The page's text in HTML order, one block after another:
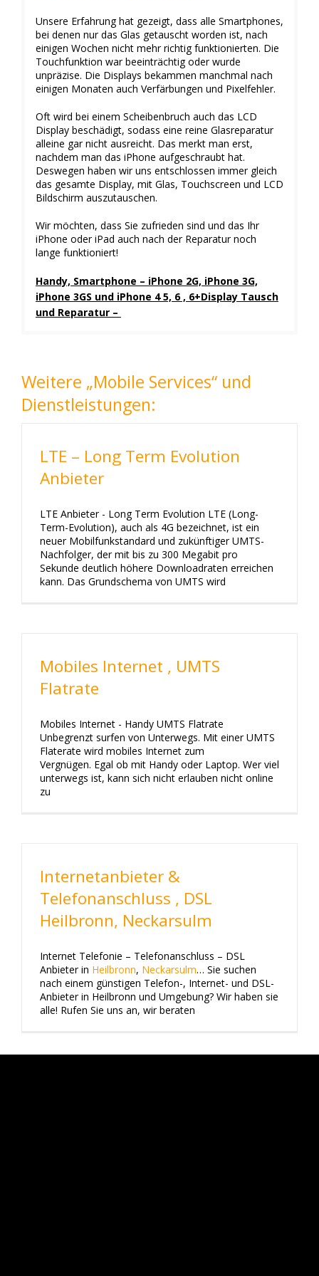
Unsere Erfahrung hat gezeigt, dass alle Smartphones,
bei denen nur das Glas getauscht worden ist, nach
einigen Wochen nicht mehr richtig funktionierten. Die
Touchfunktion war beeinträchtig oder wurde
unpräzise. Die Displays bekammen manchmal nach
einigen Monaten auch Verfärbungen und Pixelfehler.
Oft wird bei einem Scheibenbruch auch das LCD
Display beschädigt, sodass eine reine Glasreparatur
alleine gar nicht ausreicht. Das merkt man erst,
nachdem man das iPhone aufgeschraubt hat.
Deswegen haben wir uns entschlossen immer gleich
das gesamte Display, mit Glas, Touchscreen und LCD
Bildschirm auszutauschen.
Wir möchten, dass Sie zufrieden sind und das Ihr
iPhone oder iPad auch nach der Reparatur noch
lange funktioniert!
Handy, Smartphone – iPhone 2G, iPhone 3G,
iPhone 3GS und iPhone 4 5, 6 , 6+Display Tausch
und Reparatur –
Weitere „Mobile Services“ und
Dienstleistungen:
LTE – Long Term Evolution
Anbieter
LTE Anbieter - Long Term Evolution LTE (Long-
Term-Evolution), auch als 4G bezeichnet, ist ein
neuer Mobilfunkstandard und zukünftiger UMTS-
Nachfolger, der mit bis zu 300 Megabit pro
Sekunde deutlich höhere Downloadraten erreichen
kann. Das Grundschema von UMTS wird
Mobiles Internet , UMTS
Flatrate
Mobiles Internet - Handy UMTS Flatrate
Unbegrenzt surfen von Unterwegs. Mit einer UMTS
Flaterate wird mobiles Internet zum
Vergnügen. Egal ob mit Handy oder Laptop. Wer viel
unterwegs ist, kann sich nicht erlauben nicht online
zu
Internetanbieter &
Telefonanschluss , DSL
Heilbronn, Neckarsulm
Internet Telefonie – Telefonanschluss – DSL
Anbieter in Heilbronn, Neckarsulm… Sie suchen
nach einem günstigen Telefon-, Internet- und DSL-
Anbieter in Heilbronn und Umgebung? Wir haben sie
alle! Rufen Sie uns an, wir beraten